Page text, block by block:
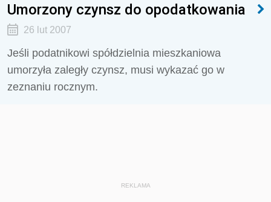
Umorzony czynsz do opodatkowania
26 lut 2007
Jeśli podatnikowi spółdzielnia mieszkaniowa
umorzyła zaległy czynsz, musi wykazać go w
zeznaniu rocznym.
REKLAMA